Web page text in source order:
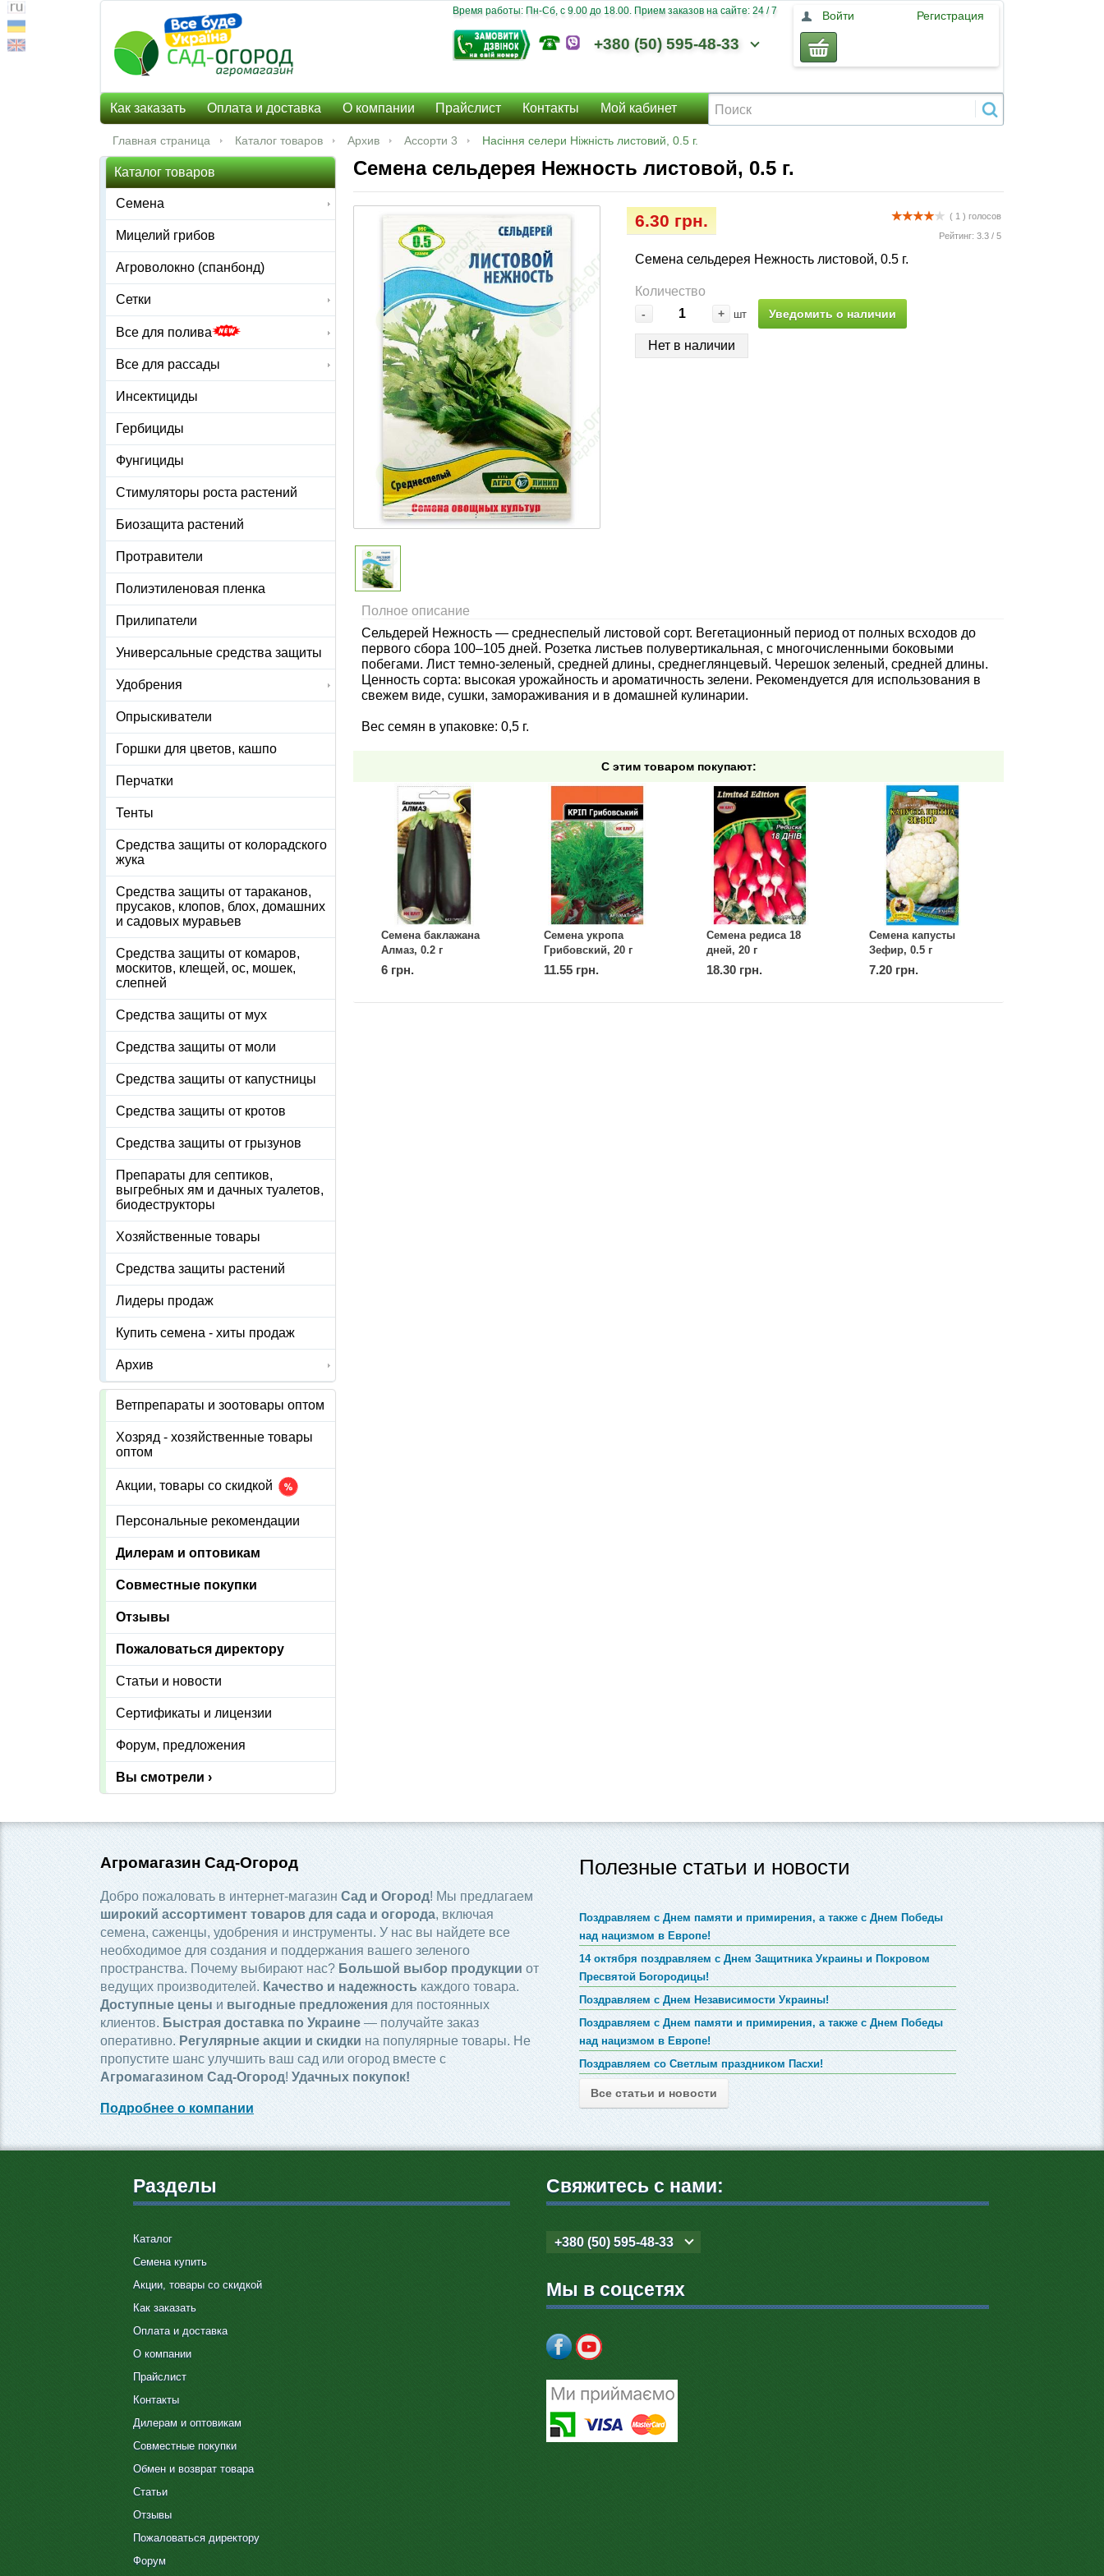
Время работы: Пн-Сб, c 9.00 до 18.00. Прием заказов на сайте: 24 / 7
+380 (50) 595-48-33
Войти Регистрация
Как заказать Оплата и доставка О компании Прайслист Контакты Мой кабинет
Главная страница Каталог товаров Архив Ассорти 3 Насіння селери Ніжність листовий, 0.5 г.
Семена сельдерея Нежность листовой, 0.5 г.
( 1 ) голосов
Рейтинг: 3.3/ 5
6.30 грн.
Семена сельдерея Нежность листовой, 0.5 г.
Количество
- + шт Уведомить о наличии
Нет в наличии
Полное описание
Сельдерей Нежность — среднеспелый листовой сорт. Вегетационный период от полных всходов до
первого сбора 100–105 дней. Розетка листьев полувертикальная, с многочисленными боковыми
побегами. Лист темно-зеленый, средней длины, среднеглянцевый. Черешок зеленый, средней длины.
Ценность сорта: высокая урожайность и ароматичность зелени. Рекомендуется для использования в
свежем виде, сушки, замораживания и в домашней кулинарии.
Вес семян в упаковке: 0,5 г.
С этим товаром покупают:
Семена баклажана
Алмаз, 0.2 г
6 грн.
Семена укропа
Грибовский, 20 г
11.55 грн.
Семена редиса 18
дней, 20 г
18.30 грн.
Семена капусты
Зефир, 0.5 г
7.20 грн.
Каталог товаров
Семена
Мицелий грибов
Агроволокно (спанбонд)
Сетки
Все для полива
Все для рассады
Инсектициды
Гербициды
Фунгициды
Стимуляторы роста растений
Биозащита растений
Протравители
Полиэтиленовая пленка
Прилипатели
Универсальные средства защиты
Удобрения
Опрыскиватели
Горшки для цветов, кашпо
Перчатки
Тенты
Средства защиты от колорадского
жука
Средства защиты от тараканов,
прусаков, клопов, блох, домашних
и садовых муравьев
Средства защиты от комаров,
москитов, клещей, ос, мошек,
слепней
Средства защиты от мух
Средства защиты от моли
Средства защиты от капустницы
Средства защиты от кротов
Средства защиты от грызунов
Препараты для септиков,
выгребных ям и дачных туалетов,
биодеструкторы
Хозяйственные товары
Средства защиты растений
Лидеры продаж
Купить семена - хиты продаж
Архив
Ветпрепараты и зоотовары оптом
Хозряд - хозяйственные товары
оптом
Акции, товары со скидкой
Персональные рекомендации
Дилерам и оптовикам
Совместные покупки
Отзывы
Пожаловаться директору
Статьи и новости
Сертификаты и лицензии
Форум, предложения
Вы смотрели ›
Агромагазин Сад-Огород
Добро пожаловать в интернет-магазин Сад и Огород! Мы предлагаем
широкий ассортимент товаров для сада и огорода, включая
семена, саженцы, удобрения и инструменты. У нас вы найдете все
необходимое для создания и поддержания вашего зеленого
пространства. Почему выбирают нас? Большой выбор продукцииот
ведущих производителей. Качество и надежностькаждого товара.
Доступные цены и выгодные предложения для постоянных
клиентов. Быстрая доставка по Украине — получайте заказ
оперативно. Регулярные акции и скидкина популярные товары. Не
пропустите шанс улучшить ваш сад или огород вместе с
Агромагазином Сад-Огород!Удачных покупок!
Подробнее о компании
Полезные статьи и новости
Поздравляем с Днем памяти и примирения, а также с Днем Победы
над нацизмом в Европе!
14 октября поздравляем с Днем Защитника Украины и Покровом
Пресвятой Богородицы!
Поздравляем с Днем Независимости Украины!
Поздравляем с Днем памяти и примирения, а также с Днем Победы
над нацизмом в Европе!
Поздравляем со Светлым праздником Пасхи!
Все статьи и новости
Разделы
Каталог
Семена купить
Акции, товары со скидкой
Как заказать
Оплата и доставка
О компании
Прайслист
Контакты
Дилерам и оптовикам
Совместные покупки
Обмен и возврат товара
Статьи
Отзывы
Пожаловаться директору
Форум
Свяжитесь с нами:
+380 (50) 595-48-33
Мы в соцсетях